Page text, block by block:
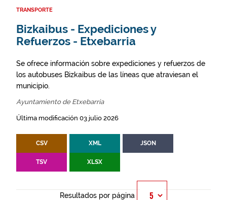
TRANSPORTE
Bizkaibus - Expediciones y
Refuerzos - Etxebarria
Se ofrece información sobre expediciones y refuerzos de
los autobuses Bizkaibus de las líneas que atraviesan el
municipio.
Ayuntamiento de Etxebarria
Última modificación 03 julio 2026
CSV XML JSON
TSV XLSX
Resultados por página